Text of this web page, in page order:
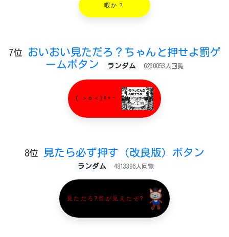
暇か？
7位
おいおい見ただろ？ちゃんと押せよ罰ゲ
ームボタン
ランダム 6230053人回覧
( ＞o＜)ｷｬｰ
8位 見たら必ず押す（改良版）ボタン
ランダム 4813396人回覧
見ただろ?目が見えたぞ?